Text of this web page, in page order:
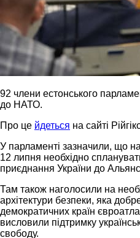
92 члени естонського
до НАТО.
Про це йдеться на сайті
У парламенті зазначили, що
12 липня необхідно
приєднання України до
Там також наголосили на
архітектури безпеки, яка
демократичних країн
висловили підтримку
свободу.